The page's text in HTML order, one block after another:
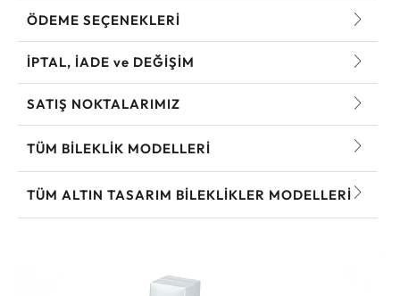
ÖDEME SEÇENEKLERİ
İPTAL, İADE ve DEĞİŞİM
SATIŞ NOKTALARIMIZ
TÜM BILEKLIK MODELLERI
TÜM ALTIN TASARIM BILEKLIKLER MODELLERI